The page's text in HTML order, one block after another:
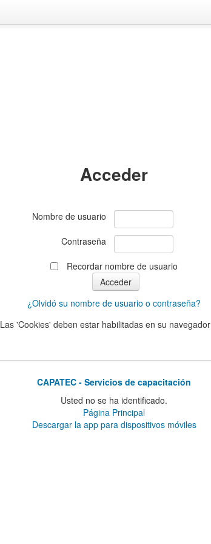
Acceder
Nombre de usuario
Contraseña
Recordar nombre de usuario
¿Olvidó su nombre de usuario o contraseña?
Las 'Cookies' deben estar habilitadas en su navegador
CAPATEC - Servicios de capacitación
Usted no se ha identificado.
Página Principal
Descargar la app para dispositivos móviles